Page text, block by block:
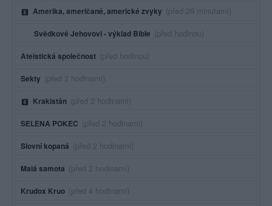
Amerika, američané, americké zvyky Poslední aktivita:
(před 29 minutami)
Svědkové Jehovovi - výklad Bible Poslední aktivita:
(před hodinou)
Ateistická společnost Poslední aktivita:
(před hodinou)
Sekty Poslední aktivita:
(před 2 hodinami)
Krakistán Poslední aktivita:
(před 2 hodinami)
SELENA POKEC Poslední aktivita:
(před 2 hodinami)
Slovní kopaná Poslední aktivita:
(před 2 hodinami)
Malá samota Poslední aktivita:
(před 2 hodinami)
Krudox Kruo Poslední aktivita:
(před 4 hodinami)